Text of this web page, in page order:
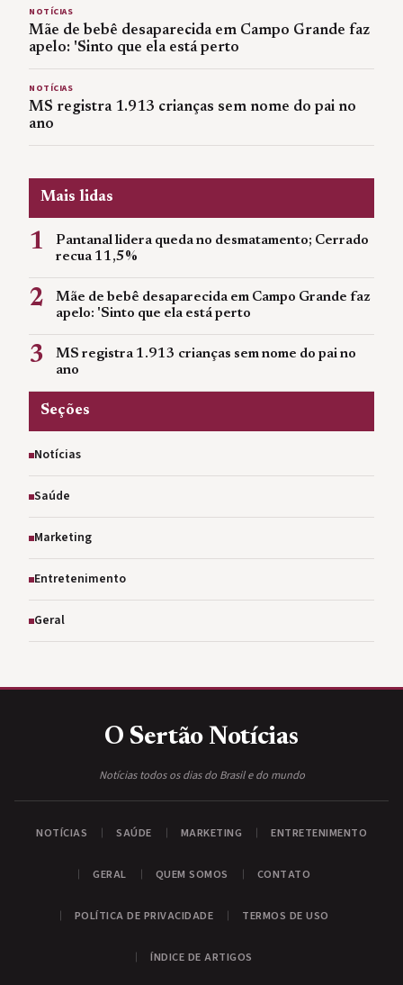
NOTÍCIAS
Mãe de bebê desaparecida em Campo Grande faz
apelo: 'Sinto que ela está perto
NOTÍCIAS
MS registra 1.913 crianças sem nome do pai no
ano
Mais lidas
1
Pantanal lidera queda no desmatamento; Cerrado
recua 11,5%
2
Mãe de bebê desaparecida em Campo Grande faz
apelo: 'Sinto que ela está perto
3
MS registra 1.913 crianças sem nome do pai no
ano
Seções
Notícias
Saúde
Marketing
Entretenimento
Geral
O Sertão Notícias
Notícias todos os dias do Brasil e do mundo
NOTÍCIAS SAÚDE MARKETING ENTRETENIMENTO
GERAL QUEM SOMOS CONTATO
POLÍTICA DE PRIVACIDADE TERMOS DE USO
ÍNDICE DE ARTIGOS